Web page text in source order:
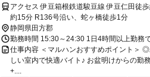
アクセス 伊豆箱根鉄道駿豆線 伊豆仁田徒
約15分 R136号沿い、蛇ヶ橋徒歩1分
静岡県田方郡
勤務時間 15:30～24:30 1日4時間以上勤務
仕事内容 ＜マルハンおすすめポイント
しい室内で快適バイト♪ お盆明けからの
+....